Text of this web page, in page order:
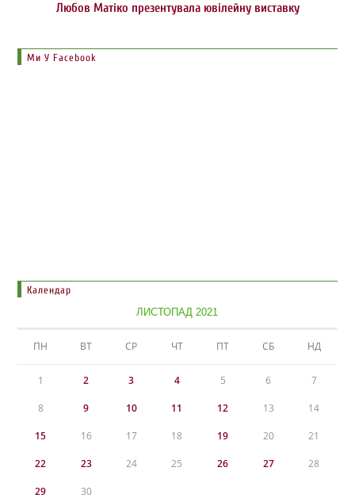
Любов Матіко презентувала ювілейну виставку
Ми У Facebook
Календар
ЛИСТОПАД 2021
ПН ВТ СР ЧТ ПТ СБ НД
1 2 3 4 5 6 7
8 9 10 11 12 13 14
15 16 17 18 19 20 21
22 23 24 25 26 27 28
29 30